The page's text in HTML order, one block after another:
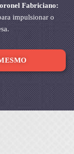
Fabriciano:
impulsionar o